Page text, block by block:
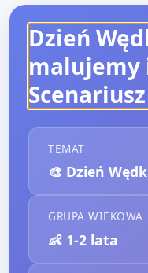
Dzień
malujemy
TEMAT
🎨 Dzień
GRUPA WIEKOWA
👶 1-2 lata